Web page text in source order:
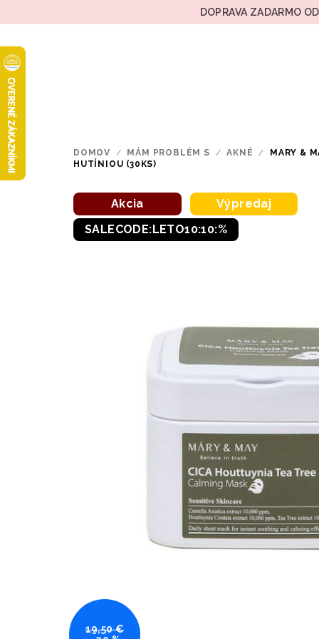
na
DOPRAVA ZADARMO
DOMOV / MÁM PROBLÉM S / AKNÉ /
MARY &
HUTÍNIOU (30KS)
Akcia
Výpredaj
SALECODE:LETO10:10:%
19,50 €